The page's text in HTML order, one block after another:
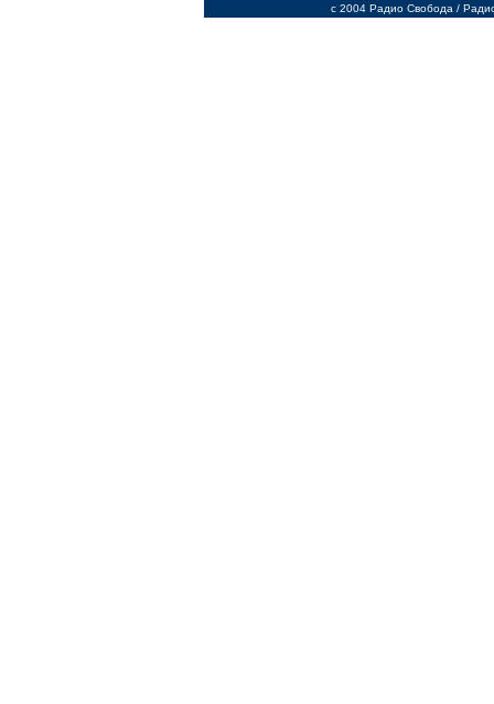
c 2004 Радио Свобода /